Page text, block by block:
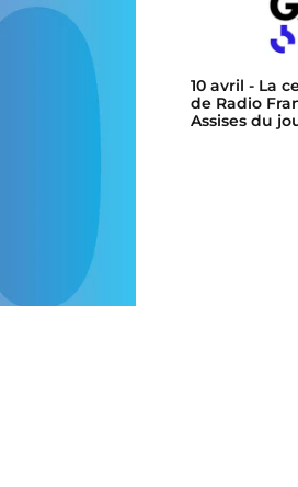
10 avril - La
de Radio
Assises du